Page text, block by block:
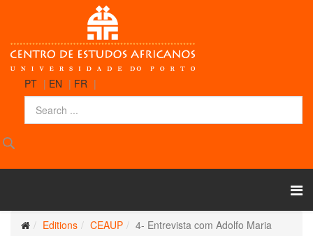
PT | EN | FR |
Editions CEAUP 4- Entrevista com Adolfo Maria